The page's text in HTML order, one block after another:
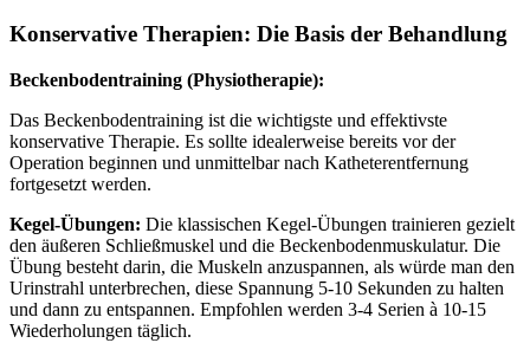
Konservative Therapien: Die Basis der Behandlung
Beckenbodentraining (Physiotherapie):
Das Beckenbodentraining ist die wichtigste und effektivste
konservative Therapie. Es sollte idealerweise bereits vor der
Operation beginnen und unmittelbar nach Katheterentfernung
fortgesetzt werden.
Kegel-Übungen: Die klassischen Kegel-Übungen trainieren gezielt
den äußeren Schließmuskel und die Beckenbodenmuskulatur. Die
Übung besteht darin, die Muskeln anzuspannen, als würde man den
Urinstrahl unterbrechen, diese Spannung 5-10 Sekunden zu halten
und dann zu entspannen. Empfohlen werden 3-4 Serien à 10-15
Wiederholungen täglich.